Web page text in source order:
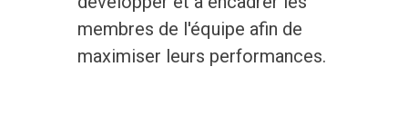
membres de l'équipe afin de
maximiser leurs performances.